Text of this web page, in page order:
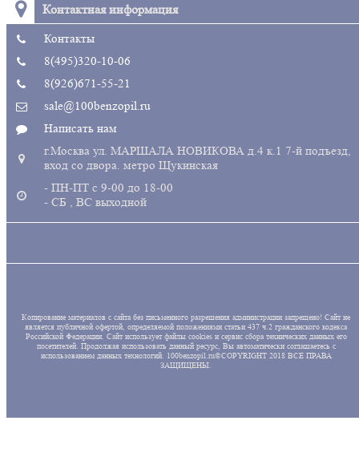
Контактная информация
Контакты
8(495)320-10-06
8(926)671-55-21
sale@100benzopil.ru
Написать нам
г.Москва ул. МАРШАЛА НОВИКОВА д.4 к.1 7-й подъезд,
вход со двора. метро Щукинская
- ПН-ПТ с 9-00 до 18-00
- СБ , ВС выходной
Копирование материалов с сайта без письменного разрешения администрации запрещено! Сайт не
является публичной офертой, определяемой положениями статьи 437 ч.2 гражданского кодекса
Российской Федерации. Сайт использует файлы cookies и сервис сбора технических данных его
посетителей. Продолжая использовать данный ресурс, Вы автоматически соглашаетесь с
использованием данных технологий. 100benzopil.ru©COPYRIGHT 2018 ВСЕ ПРАВА
ЗАЩИЩЕНЫ.